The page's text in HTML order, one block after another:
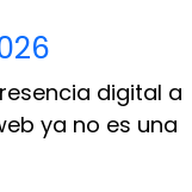
digital a
ya no es una